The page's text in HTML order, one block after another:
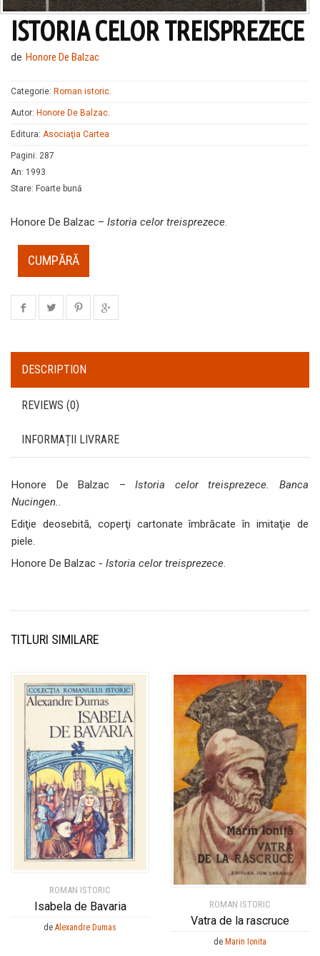
ISTORIA CELOR TREISPREZECE
de Honore De Balzac
Categorie: Roman istoric
Autor: Honore De Balzac
Editura: Asociaţia Cartea
Pagini: 287
An: 1993
Stare: Foarte bună
Honore De Balzac – Istoria celor treisprezece.
CUMPĂRĂ
DESCRIPTION
REVIEWS (0)
INFORMAȚII LIVRARE
Honore De Balzac –Istoria celor treisprezece. Banca
Nucingen..
Ediţie deosebită, coperţi cartonate îmbrăcate în imitaţie de
piele.
Honore De Balzac - Istoria celor treisprezece.
TITLURI SIMILARE
ROMAN ISTORIC
Isabela de Bavaria
de Alexandre Dumas
ROMAN ISTORIC
Vatra de la rascruce
de Marin Ionita